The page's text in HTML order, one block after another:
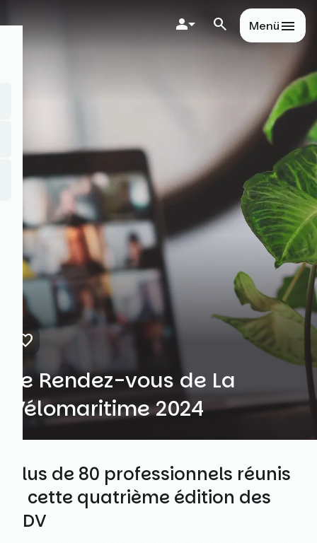
Menü
Le Rendez-vous de La
Vélomaritime 2024
Plus de 80 professionnels réunis
à cette quatrième édition des
RDV